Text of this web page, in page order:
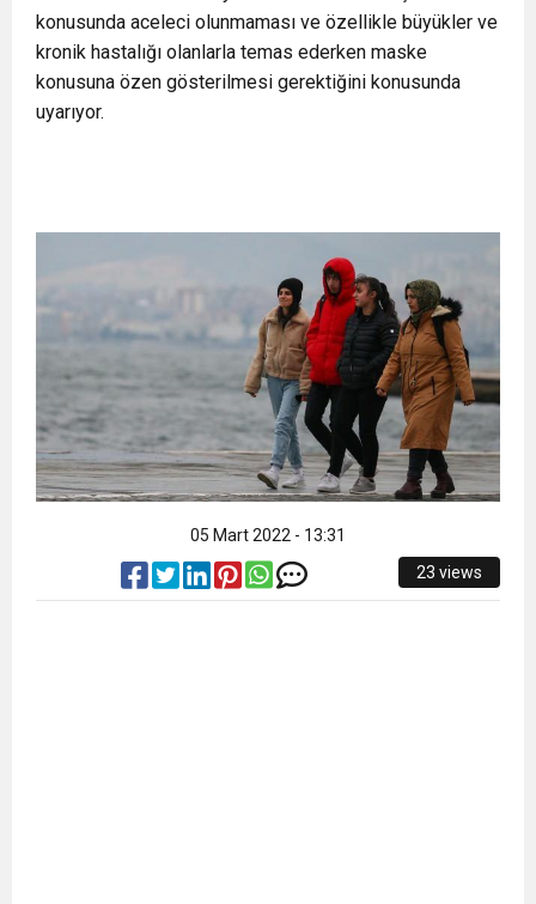
buluşturdu
11:36 Hareketsiz yaşam diyabete neden oluyor
11:32 Dr. Öcük, karın germe estetiği ile ilgili bilgi verdi
konusunda aceleci olunmaması ve özellikle büyükler ve
kronik hastalığı olanlarla temas ederken maske
konusuna özen gösterilmesi gerektiğini konusunda
uyarıyor.
05 Mart 2022 - 13:31
23 views